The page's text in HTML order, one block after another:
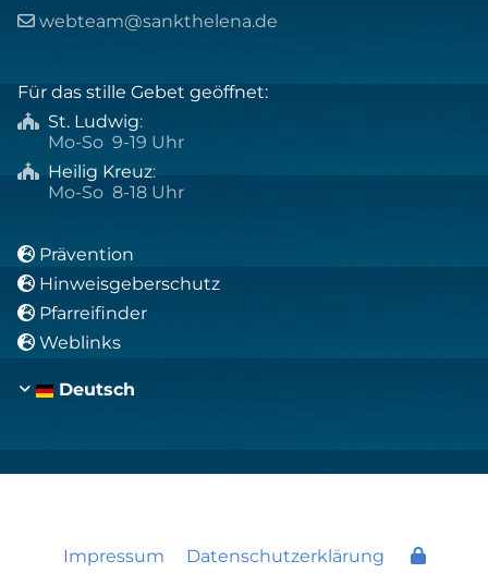
 webteam@sankthelena.de
Für das stille Gebet geöffnet:
 St. Ludwig:
Mo-So 9-19 Uhr
 Heilig Kreuz:
Mo-So 8-18 Uhr
 Prävention
 Hinweisgeberschutz
 Pfarreifinder
 Weblinks
Deutsch
Impressum Datenschutzerklärung